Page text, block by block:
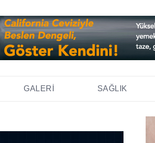
GALERI SAĞLIK